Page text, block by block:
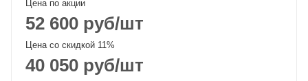
Цена по акции
52 600 руб/шт
Цена со скидкой 11%
40 050 руб/шт